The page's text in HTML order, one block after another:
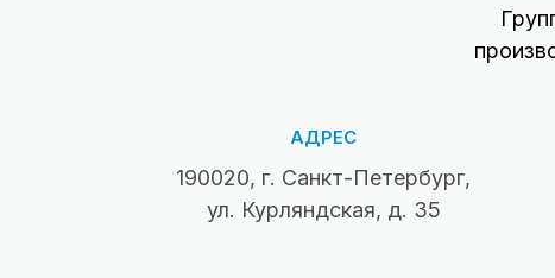
АДРЕС
190020, г. Санкт-Петербург,
ул. Курляндская, д. 35